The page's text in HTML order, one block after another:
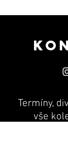
Termíny,
vše